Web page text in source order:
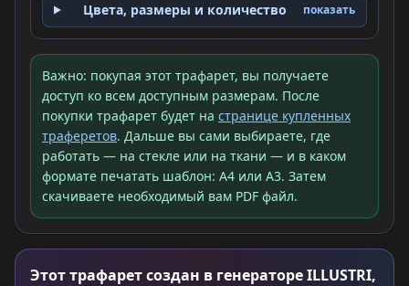
Цвета, размеры и количество показать
Важно: покупая этот трафарет, вы получаете
доступ ко всем доступным размерам. После
покупки трафарет будет на странице купленных
траферетов. Дальше вы сами выбираете, где
работать — на стекле или на ткани — и в каком
формате печатать шаблон: A4 или A3. Затем
скачиваете необходимый вам PDF файл.
Этот трафарет создан в генераторе ILLUSTRI,